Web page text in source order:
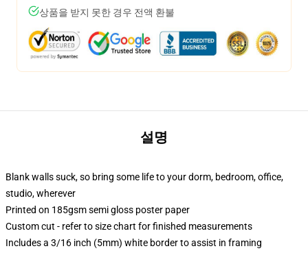
상품을 받지 못한 경우 전액 환불
설명
Blank walls suck, so bring some life to your dorm, bedroom, office,
studio, wherever
Printed on 185gsm semi gloss poster paper
Custom cut - refer to size chart for finished measurements
Includes a 3/16 inch (5mm) white border to assist in framing